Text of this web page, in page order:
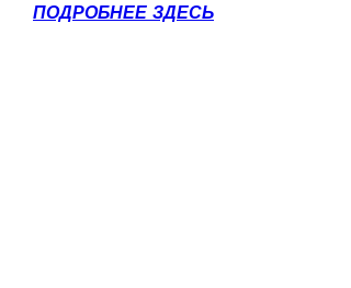
ПОДРОБНЕЕ ЗДЕСЬ